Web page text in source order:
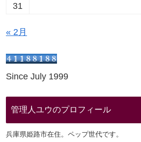
31
« 2月
Since July 1999
管理人ユウのプロフィール
兵庫県姫路市在住。ペップ世代です。